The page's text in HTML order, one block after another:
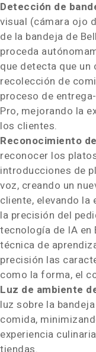
Detección de
visual (cámara ojo
de la bandeja de
proceda
que detecta que un
recolección de
proceso de
Pro, mejorando la
los clientes.
Reconocimiento
reconocer los
introducciones de
voz, creando un
cliente, elevando la
la precisión del
tecnología de IA en
técnica de
precisión las
como la forma, el
Luz de ambiente
luz sobre la
comida,
experiencia